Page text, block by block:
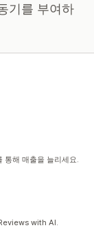
기를 부여하
통해 매출을 늘리세요.
with AI.